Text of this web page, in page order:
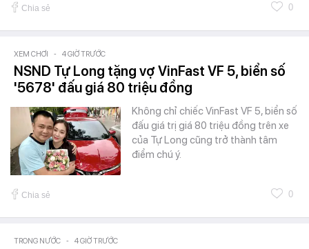
Chia sẻ 0
XEM CHƠI - 4 GIỜ TRƯỚC
NSND Tự Long tặng vợ VinFast VF 5, biển số
'5678' đấu giá 80 triệu đồng
Không chỉ chiếc VinFast VF 5, biển số
đấu giá trị giá 80 triệu đồng trên xe
của Tự Long cũng trở thành tâm
điểm chú ý.
Chia sẻ 0
TRONG NƯỚC - 4 GIỜ TRƯỚC